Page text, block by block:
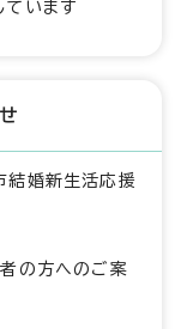
います
結婚新生活応援
の方へのご案